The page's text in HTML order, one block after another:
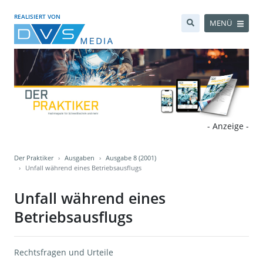
REALISIERT VON
MENÜ
- Anzeige -
Der Praktiker Ausgaben
Ausgabe 8 (2001)
Unfall während eines Betriebsausflugs
Unfall während eines
Betriebsausflugs
Rechtsfragen und Urteile